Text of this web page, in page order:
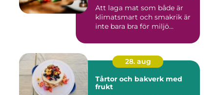
Att laga mat som både är
klimatsmart och smakrik är
inte bara bra för miljö...
28. aug
Tårtor och bakverk med
frukt